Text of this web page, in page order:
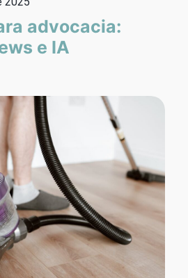
advocacia:
e IA